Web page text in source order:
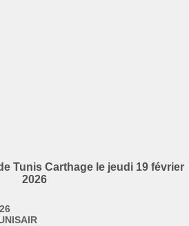
Tunis Carthage le jeudi 19 février
2026